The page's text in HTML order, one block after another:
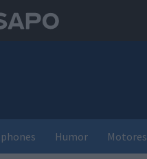
Humor Motores